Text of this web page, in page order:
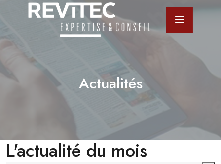
Actualités
L'actualité du mois